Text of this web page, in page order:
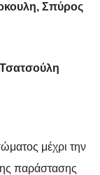
Σπύρος
μέχρι την
παράστασης